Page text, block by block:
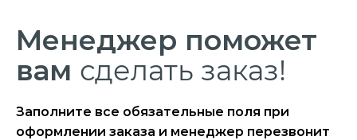
Менеджер поможет
вам сделать заказ!
Заполните все обязательные поля при
оформлении заказа и менеджер перезвонит